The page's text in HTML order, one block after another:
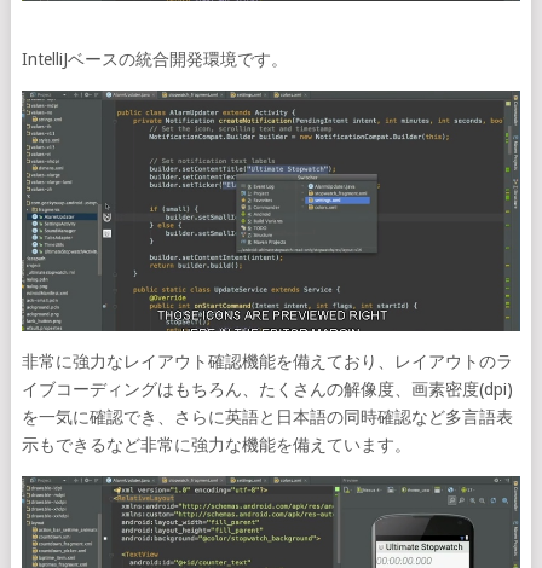
IntelliJベースの統合開発環境です。
非常に強力なレイアウト確認機能を備えており、レイアウトのラ
イブコーディングはもちろん、たくさんの解像度、画素密度(dpi)
を一気に確認でき、さらに英語と日本語の同時確認など多言語表
示もできるなど非常に強力な機能を備えています。